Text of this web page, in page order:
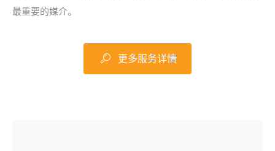
最重要的媒介。
更多服务详情